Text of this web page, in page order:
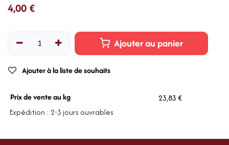
4,00 €
Ajouter au panier
Ajouter à la liste de souhaits
Prix de vente au kg
23,83 €
Expédition : 2-3 jours ouvrables